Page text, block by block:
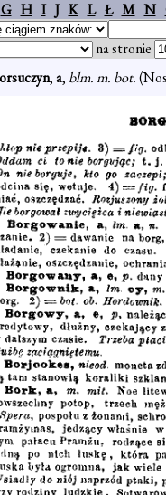
G H I J K L Ł M N
na stronie
,a, blm. m. bot.